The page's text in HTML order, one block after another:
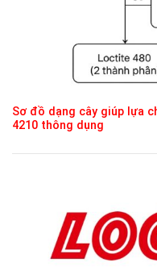
Sơ đồ dạng cây giúp lựa
4210 thông dụng